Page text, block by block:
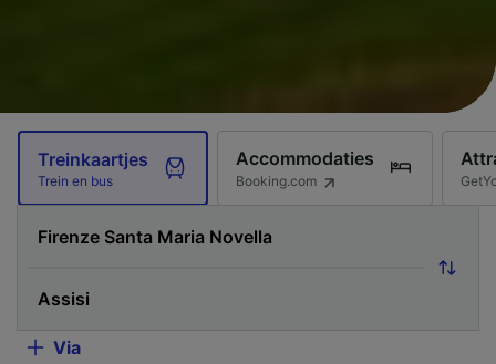
Treinkaartjes
Trein en bus
Accommodaties
Booking.com
Via